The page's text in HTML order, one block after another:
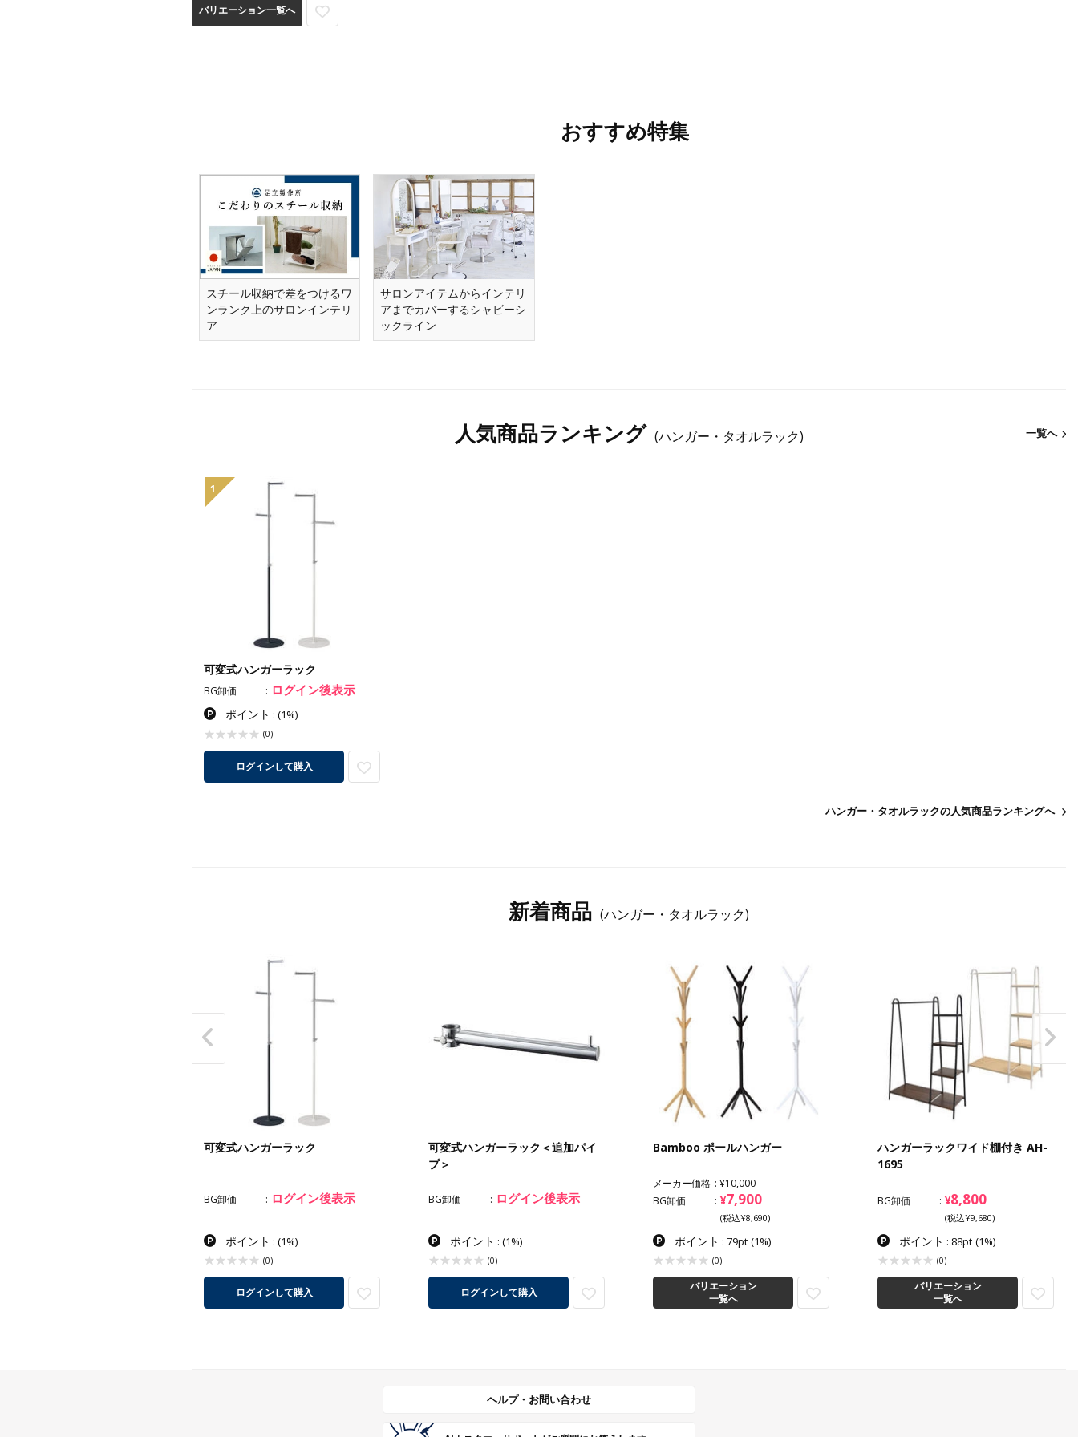
バリエーション一覧へ
おすすめ特集
スチール収納で差をつけるワ
ンランク上のサロンインテリ
ア
サロンアイテムからインテリ
アまでカバーするシャビーシ
ックライン
人気商品ランキング (ハンガー・タオルラック) 一覧へ
1
可変式ハンガーラック
BG卸価 ログイン後表示
ポイント : (1%)
(0)
ログインして購入
ハンガー・タオルラックの人気商品ランキングへ
新着商品 (ハンガー・タオルラック)
可変式ハンガーラック
BG卸価 ログイン後表示
ポイント : (1%)
(0)
ログインして購入
可変式ハンガーラック＜追加パイ
プ＞
BG卸価 ログイン後表示
ポイント : (1%)
(0)
ログインして購入
Bamboo ポールハンガー
メーカー価格
¥10,000
BG卸価
¥7,900
(税込¥8,690)
ポイント : 79pt (1%)
(0)
バリエーション
一覧へ
ハンガーラックワイド棚付き AH-
1695
BG卸価 ¥8,800
(税込¥9,680)
ポイント : 88pt (1%)
(0)
バリエーション
一覧へ
ヘルプ・お問い合わせ